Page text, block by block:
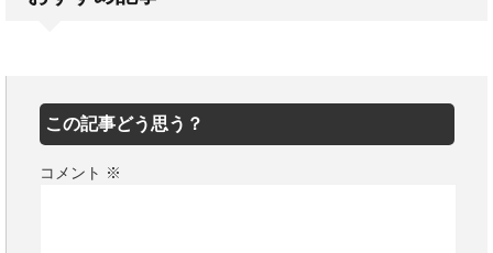
この記事どう思う？
コメント ※